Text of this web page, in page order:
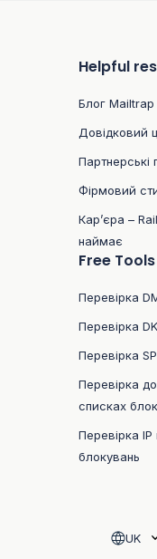
Helpful
Блог Mailtrap
Довідковий
Партнерські
Фірмовий
Кар’єра –
наймає
Free Tools
Перевірка
Перевірка
Перевірка
Перевірка
списках
Перевірка
блокувань
UK